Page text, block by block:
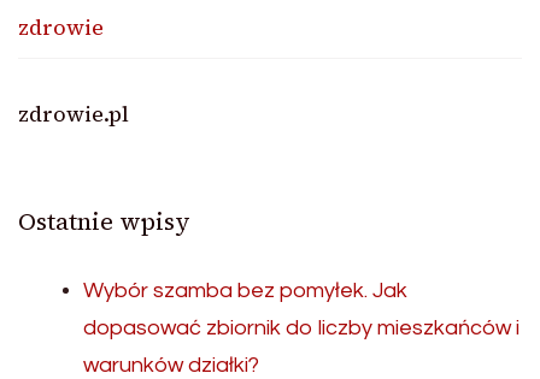
zdrowie
zdrowie.pl
Ostatnie wpisy
Wybór szamba bez pomyłek. Jak
dopasować zbiornik do liczby mieszkańców i
warunków działki?